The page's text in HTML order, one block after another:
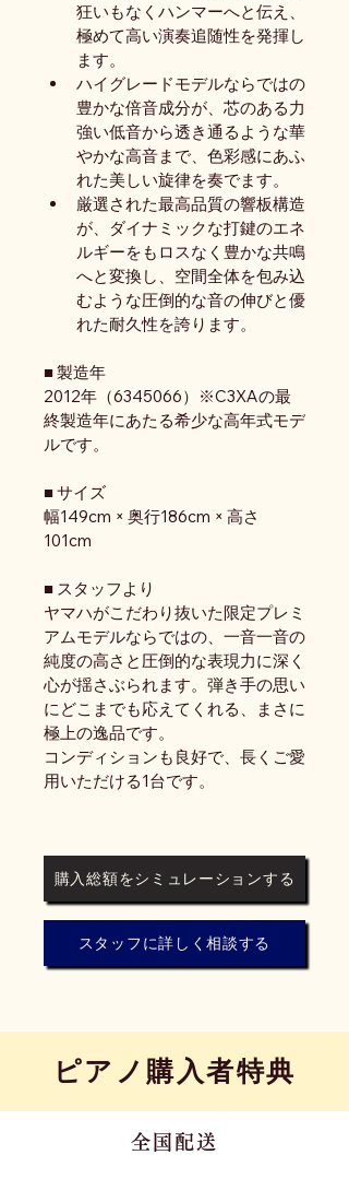
狂いもなくハンマーへと伝え、
極めて高い演奏追随性を発揮し
ます。
ハイグレードモデルならではの
豊かな倍音成分が、芯のある力
強い低音から透き通るような華
やかな高音まで、色彩感にあふ
れた美しい旋律を奏でます。
厳選された最高品質の響板構造
が、ダイナミックな打鍵のエネ
ルギーをもロスなく豊かな共鳴
へと変換し、空間全体を包み込
むような圧倒的な音の伸びと優
れた耐久性を誇ります。
■ 製造年
2012年（6345066）※C3XAの最
終製造年にあたる希少な高年式モデ
ルです。
■ サイズ
幅149cm × 奥行186cm × 高さ
101cm
■ スタッフより
ヤマハがこだわり抜いた限定プレミ
アムモデルならではの、一音一音の
純度の高さと圧倒的な表現力に深く
心が揺さぶられます。弾き手の思い
にどこまでも応えてくれる、まさに
極上の逸品です。
コンディションも良好で、長くご愛
用いただける1台です。
購入総額をシミュレーションする
スタッフに詳しく相談する
​ピアノ購入者特典
全国配送